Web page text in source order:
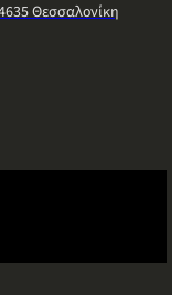
Θεσσαλονίκη